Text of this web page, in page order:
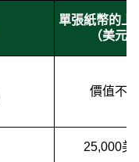
單張紙幣的上
（美元）
價值不限
25,000美